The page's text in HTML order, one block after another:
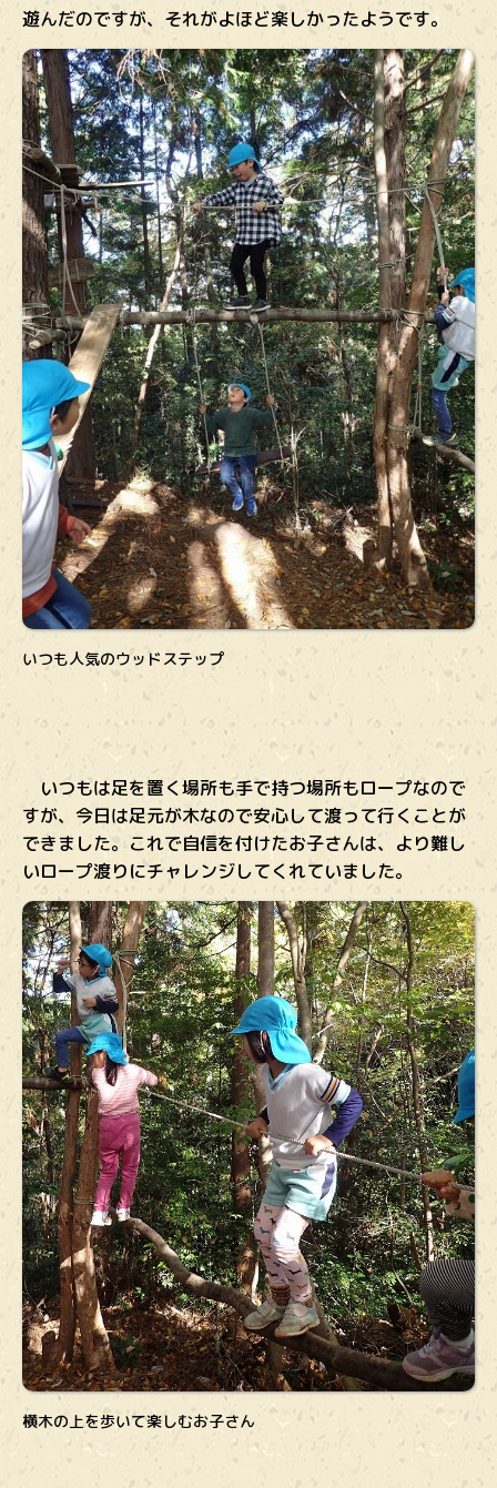
遊んだのですが、それがよほど楽しかったようです。
いつも人気のウッドステップ
いつもは足を置く場所も手で持つ場所もロープなので
すが、今日は足元が木なので安心して渡って行くことが
できました。これで自信を付けたお子さんは、より難し
いロープ渡りにチャレンジしてくれていました。
横木の上を歩いて楽しむお子さん